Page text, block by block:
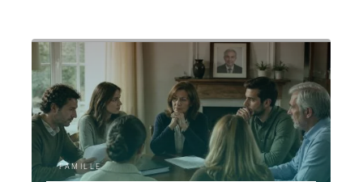
FAMILLE